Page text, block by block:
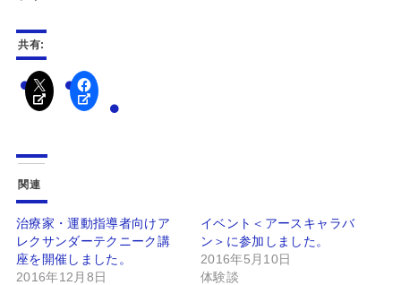
共有:
関連
治療家・運動指導者向けア
レクサンダーテクニーク講
座を開催しました。
2016年12月8日
イベント＜アースキャラバ
ン＞に参加しました。
2016年5月10日
体験談